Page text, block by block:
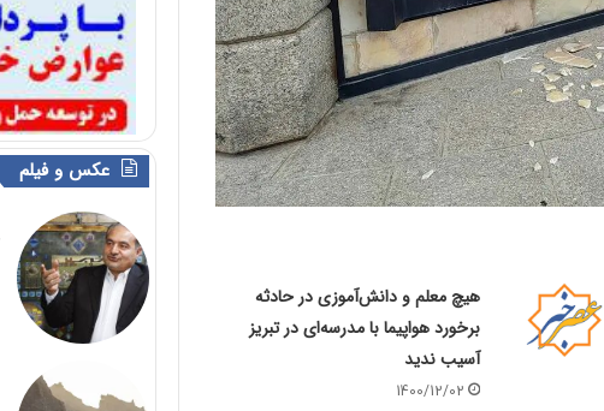
هیچ معلم و دانش‌آموزی در حادثه
برخورد هواپیما با مدرسه‌ای در تبریز
آسیب ندید
1400/12/02
عکس و فیلم